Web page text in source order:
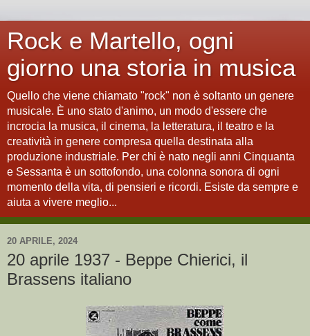
Rock e Martello, ogni
giorno una storia in musica
Quello che viene chiamato "rock" non è soltanto un genere
musicale. È uno stato d'animo, un modo d'essere che
incrocia la musica, il cinema, la letteratura, il teatro e la
creatività in genere compresa quella destinata alla
produzione industriale. Per chi è nato negli anni Cinquanta
e Sessanta è un sottofondo, una colonna sonora di ogni
momento della vita, di pensieri e ricordi. Esiste da sempre e
aiuta a vivere meglio...
20 APRILE, 2024
20 aprile 1937 - Beppe Chierici, il
Brassens italiano